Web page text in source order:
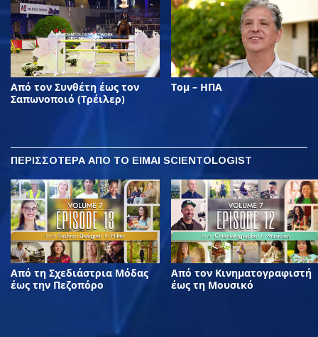
Από τον Συνθέτη έως τον
Σαπωνοποιό (Τρέιλερ)
Τομ – ΗΠΑ
ΠΕΡΙΣΣΟΤΕΡΑ ΑΠΟ ΤΟ ΕΙΜΑΙ SCIENTOLOGIST
Από τη Σχεδιάστρια Μόδας
έως την Πεζοπόρο
Από τον Κινηματογραφιστή
έως τη Μουσικό